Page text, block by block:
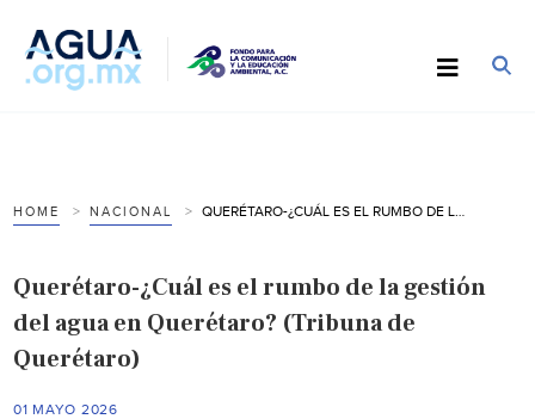
HOME NACIONAL
Querétaro-¿Cuál es el rumbo de la gestión
del agua en Querétaro? (Tribuna de
Querétaro)
01 MAYO 2026